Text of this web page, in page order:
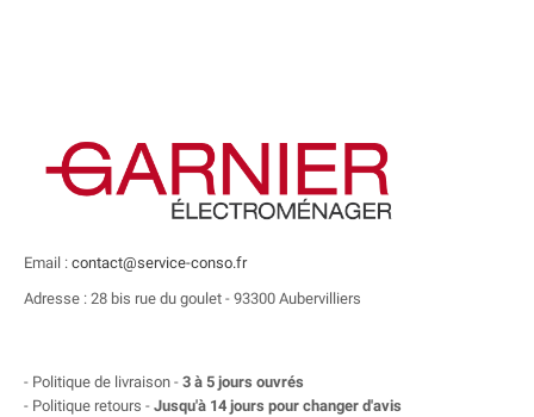
Email : contact@service-conso.fr
Adresse : 28 bis rue du goulet - 93300 Aubervilliers
- Politique de livraison - 3 à 5 jours ouvrés
- Politique retours - Jusqu'à 14 jours pour changer d'avis